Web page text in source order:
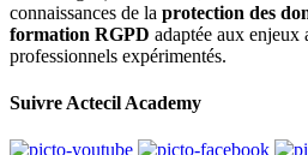
connaissances de la protection des
formation RGPD adaptée aux enjeux
professionnels expérimentés.
Suivre Actecil Academy